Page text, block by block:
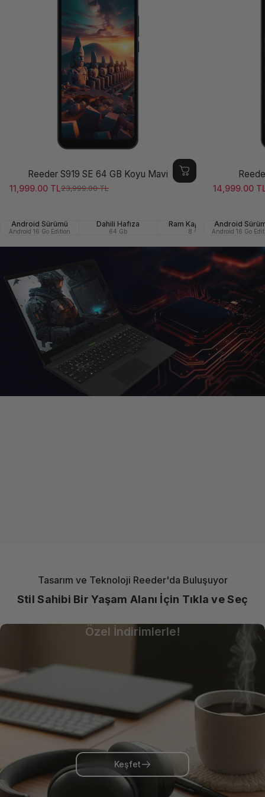
Reeder S919 SE 64 GB Koyu Mavi
Satış ücreti
11,999.00 TL
Normal fiyat23,999.00 TL
Android Sürümü
Android 16 Go Edition
Dahili Hafıza
64 Gb
Ram Kapasitesi
8 GB
Ön
Satış ücreti
14,999.00
Normal
Android
Android 16 Go
Özel İndirimlerle!
Keşfet
Tasarım ve Teknoloji Reeder'da Buluşuyor
Stil Sahibi Bir Yaşam Alanı İçin Tıkla ve Seç